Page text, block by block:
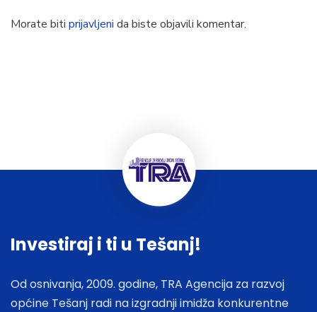
Morate biti prijavljeni da biste objavili komentar.
Investiraj i ti u Tešanj!
Od osnivanja, 2009. godine, TRA Agencija za razvoj
općine Tešanj radi na izgradnji imidža konkurentne